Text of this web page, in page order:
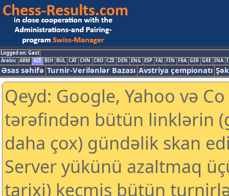
Logged on: Gast
Arabic ARM AZE BIH BUL CAT CHN CRO CZE DEN ENG ESP FAI FIN FRA GER GRE INA
Əsas səhifə Turnir-Verilənlər Bazası Avstriya çempionatı
Qeyd: Google, Yahoo və
tərəfindən bütün linklərin
daha çox) gündəlik skan
Server yükünü azaltmaq
tarixi) keçmiş bütün